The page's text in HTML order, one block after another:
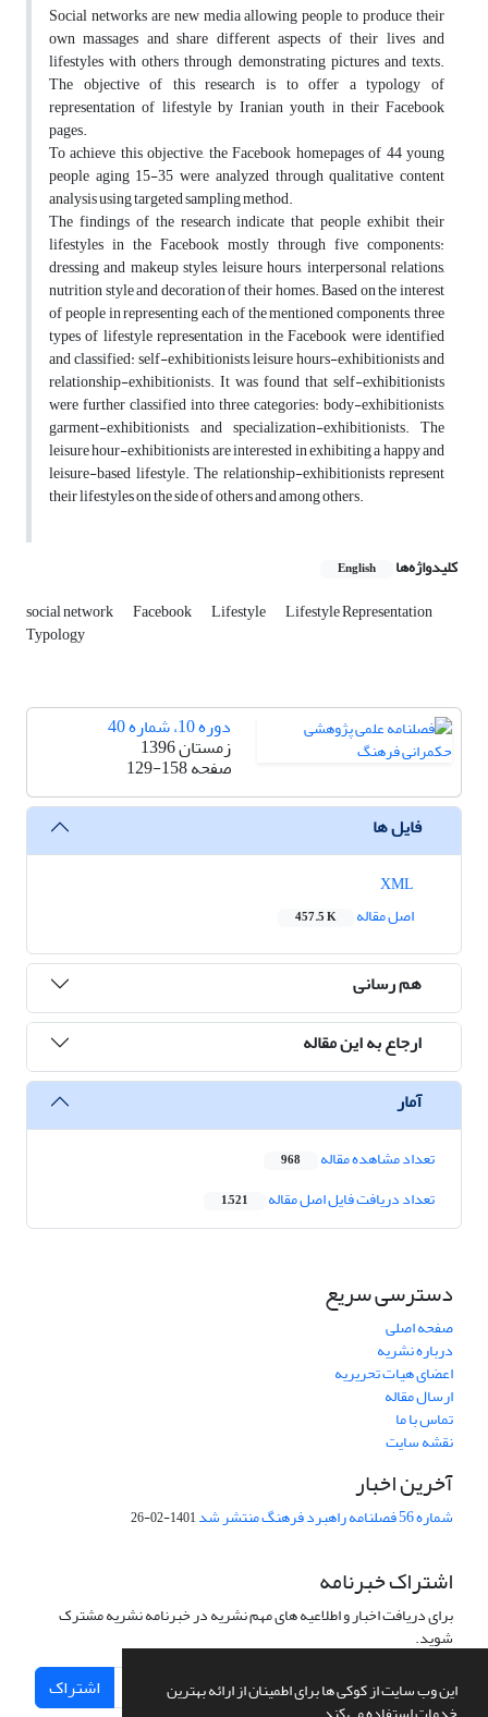
این وب سایت از کوکی ها برای اطمینان از ارائه بهترین
Social networks are new media allowing people to produce their
own massages and share different aspects of their lives and
lifestyles with others through demonstrating pictures and texts.
The objective of this research is to offer a typology of
representation of lifestyle by Iranian youth in their Facebook
pages.
To achieve this objective, the Facebook homepages of 44 young
people aging 15-35 were analyzed through qualitative content
analysis using targeted sampling method.
The findings of the research indicate that people exhibit their
lifestyles in the Facebook mostly through five components:
dressing and makeup styles, leisure hours, interpersonal relations,
nutrition style and decoration of their homes. Based on the interest
of people in representing each of the mentioned components, three
types of lifestyle representation in the Facebook were identified
and classified: self-exhibitionists, leisure hours-exhibitionists and
relationship-exhibitionists. It was found that self-exhibitionists
were further classified into three categories: body-exhibitionists,
garment-exhibitionists, and specialization-exhibitionists. The
leisure hour-exhibitionists are interested in exhibiting a happy and
leisure-based lifestyle. The relationship-exhibitionists represent
their lifestyles on the side of others and among others.
کلیدواژه‌ها English
social network Facebook Lifestyle Lifestyle Representation
Typology
دوره 10، شماره 40
زمستان 1396
صفحه129-158
فایل ها
اصل مقاله
457.5 K
هم رسانی
ارجاع به این مقاله
آمار
تعداد مشاهده مقاله 968
تعداد دریافت فایل اصل مقاله 1,521
دسترسی سریع
صفحه اصلی
درباره نشریه
اعضای هیات تحریریه
ارسال مقاله
تماس با ما
نقشه سایت
آخرین اخبار
شماره 56 فصلنامه راهبرد فرهنگ منتشر شد 1401-02-26
اشتراک خبرنامه
برای دریافت اخبار و اطلاعیه های مهم نشریه در خبرنامه نشریه مشترک
شوید.
اشتراک